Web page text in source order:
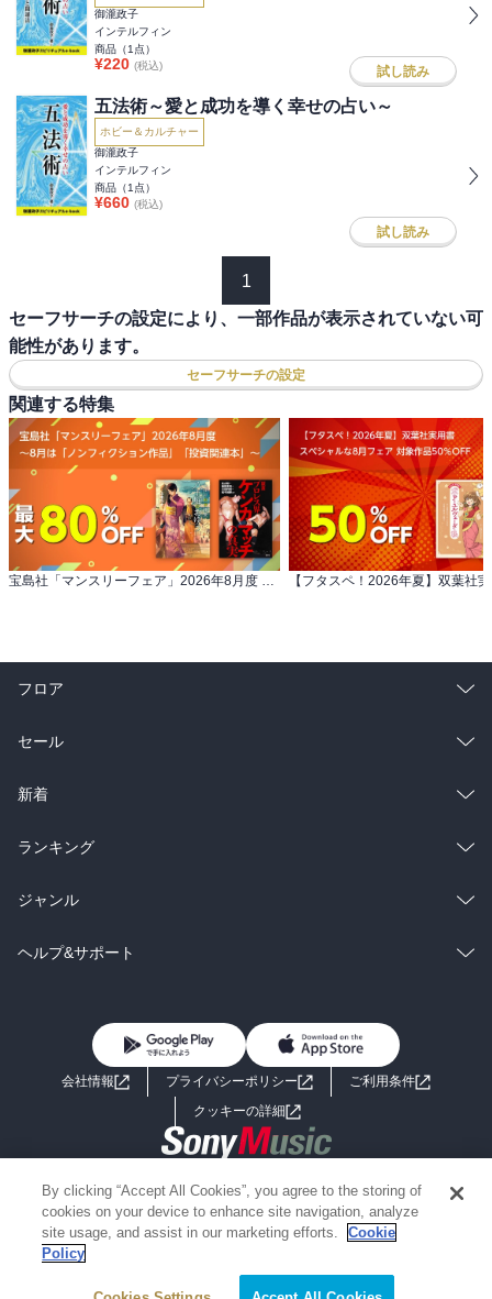
御瀧政子
インテルフィン
商品（1 点）
¥220 (税込) 試し読み
五法術～愛と成功を導く幸せの占い～
ホビー＆カルチャー
御瀧政子
インテルフィン
商品（1 点）
¥660 (税込)
試し読み
1
セーフサーチの設定により、一部作品が表示されていない可
能性があります。
セーフサーチの設定
関連する特集
宝島社「マンスリーフェア」2026年8月度 ～8月は「ノンフィクション作品」「投資関連本」～
フロア
総合
ラノベ
雑誌・グラビア
BL・TL
セール
総合
ラノベ
雑誌・グラビア
BL・TL
新着
総合
ラノベ
雑誌・グラビア
ランキング
総合
ラノベ
ジャンル
コミック
ライトノベル 男子向けラノベ
小説
海外小説
ミステリー SF
歴史・時代小説
ヘルプ&サポート
よくあるご質問 お問い合わせ
会社情報 プライバシーポリシー
ご利用条件
クッキーの詳細
Copyright 2017 - 2026 Sony Music Entertainment(Japan) Inc.
Information on the site is for the Japan domestic market only
powered by
By clicking “Accept All Cookies”, you agree to the storing of
cookies on your device to enhance site navigation, analyze
site usage, and assist in our marketing efforts.
Cookie
Policy